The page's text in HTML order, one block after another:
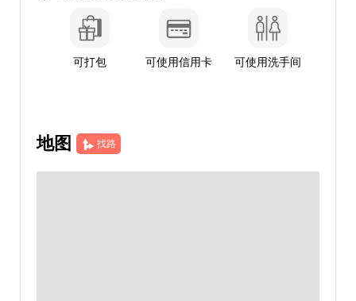
可打包 可使用信用卡 可使用洗手间
地图 找路